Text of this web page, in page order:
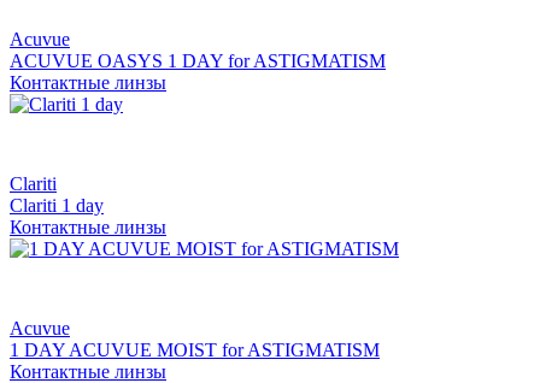
Acuvue
ACUVUE OASYS 1 DAY for ASTIGMATISM
Контактные линзы
Clariti
Clariti 1 day
Контактные линзы
Acuvue
1 DAY ACUVUE MOIST for ASTIGMATISM
Контактные линзы